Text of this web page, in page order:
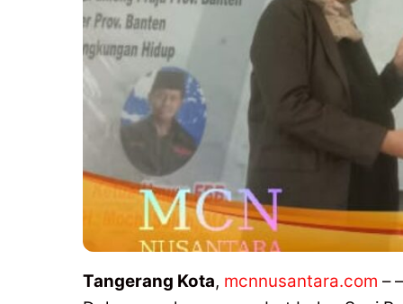
Tangerang Kota, mcnnusantara.com – –